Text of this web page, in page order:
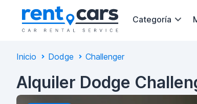
Categoría
Inicio Dodge Challenger
Alquiler Dodge